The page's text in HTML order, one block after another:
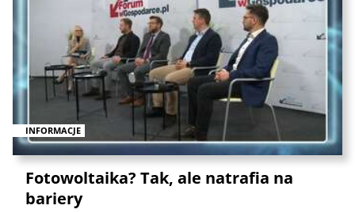
INFORMACJE
Fotowoltaika? Tak, ale natrafia na
bariery